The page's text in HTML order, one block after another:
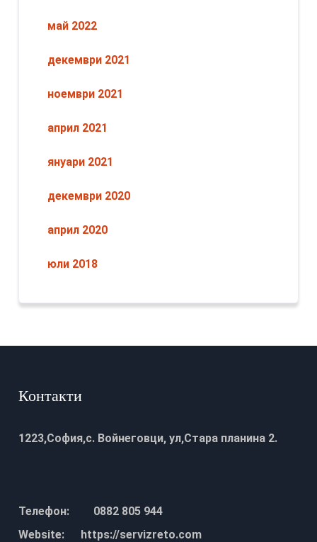
май 2022
декември 2021
ноември 2021
април 2021
януари 2021
декември 2020
април 2020
юли 2018
Контакти
1223,София,с. Войнеговци, ул,Стара планина 2.
Телефон:
0882 805 944
Website:
https://servizreto.com